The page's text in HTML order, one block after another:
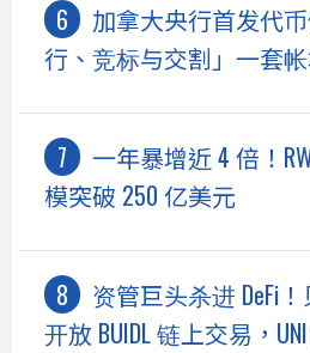
加拿大央行首发代
行、竞标与交割」一套
一年暴增近 4 倍！
模突破 250 亿美元
资管巨头杀进 DeFi！
开放 BUIDL 链上交易，